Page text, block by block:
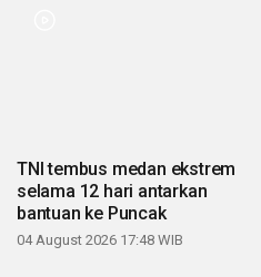
TNI tembus medan ekstrem
selama 12 hari antarkan
bantuan ke Puncak
04 August 2026 17:48 WIB